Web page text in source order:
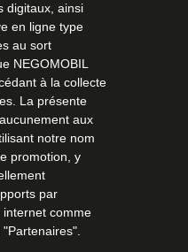
digitaux, ainsi
en ligne type
au sort
NEGOMOBIL
à la collecte
La présente
aux
notre nom
promotion, y
par
comme